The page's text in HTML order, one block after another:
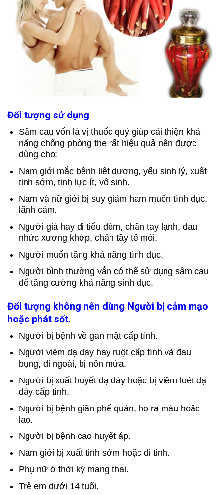
Đối tượng sử dụng
Sâm cau vốn là vị thuốc quý giúp cải thiện khả
năng chống phòng the rất hiệu quả nên được
dùng cho:
Nam giới mắc bệnh liệt dương, yếu sinh lý, xuất
tinh sớm, tinh lực ít, vô sinh.
Nam và nữ giới bị suy giảm ham muốn tình dục,
lãnh cảm.
Người già hay đi tiểu đêm, chân tay lạnh, đau
nhức xương khớp, chân tây tê mỏi.
Người muốn tăng khả năng tình dục.
Người bình thường vẫn có thể sử dụng sâm cau
để tăng cường khả năng sinh dục.
Đối tượng không nên dùng Người bị cảm mạo
hoặc phát sốt.
Người bị bệnh về gan mật cấp tính.
Người viêm dạ dày hay ruột cấp tính và đau
bụng, đi ngoài, bị nôn mửa.
Người bị xuất huyết dạ dày hoặc bị viêm loét dạ
dày cấp tính.
Người bị bệnh giãn phế quản, ho ra máu hoặc
lao.
Người bị bệnh cao huyết áp.
Nam giới bị xuất tinh sớm hoặc di tinh.
Phụ nữ ở thời kỳ mang thai.
Trẻ em dưới 14 tuổi.